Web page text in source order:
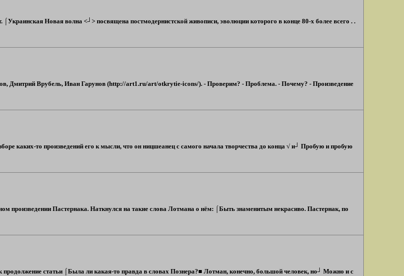
Новая волна <┘> посвящена постмодернистской живописи, эволюции которого в конце 80-х более всего . .
Дмитрий Врубель, Иван Гарунов (http://art1.ru/art/otkrytie-icons/). - Проверим? - Проблема. - Почему? - Произведение
каких-то произведений его к мысли, что он ницшеанец с самого начала творчества до конца √ и┘ Пробую и пробую
произведении Пастернака. Наткнулся на такие слова Лотмана о нём: ⌠Быть знаменитым некрасиво. Пастернак, по
продолжение статьи ⌠Была ли какая-то правда в словах Познера?■ Лотман, конечно, большой человек, но┘ Можно и с